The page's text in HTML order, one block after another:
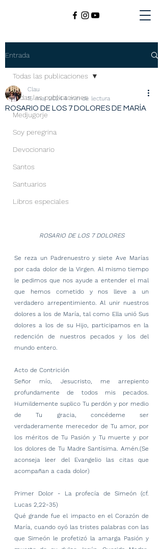
Entrada
Todas las publicaciones
Medjugorje
Soy peregrina
Devocionario
Santos
Santuarios
Libros especiales
Todas las publicaciones
ROSARIO DE LOS 7 DOLORES DE MARÍA
Clau
15 mar 20244 min de lectura
ROSARIO DE LOS 7 DOLORES
Se reza un Padrenuestro y siete Ave Marías
por cada dolor de la Virgen. Al mismo tiempo
le pedimos que nos ayude a entender el mal
que hemos cometido y nos lleve a un
verdadero arrepentimiento. Al unir nuestros
dolores a los de María, tal como Ella unió Sus
dolores a los de su Hijo, participamos en la
redención de nuestros pecados y los del
mundo entero.
Acto de Contrición
Señor mío, Jesucristo, me arrepiento
profundamente de todos mis pecados.
Humildemente suplico Tu perdón y por medio
de Tu gracia, concédeme ser
verdaderamente merecedor de Tu amor, por
los méritos de Tu Pasión y Tu muerte y por
los dolores de Tu Madre Santísima. Amén.(Se
aconseja leer del Evangelio las citas que
acompañan a cada dolor)
Primer Dolor - La profecía de Simeón (cf.
Lucas 2,22-35)
Qué grande fue el impacto en el Corazón de
María, cuando oyó las tristes palabras con las
que Simeón le profetizó la amarga Pasión y